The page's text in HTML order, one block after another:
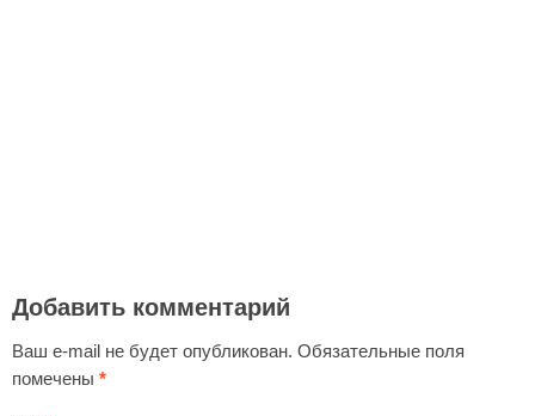
Добавить комментарий
Ваш e-mail не будет опубликован. Обязательные поля
помечены *